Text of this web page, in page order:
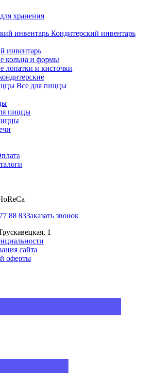
хранения
Кондитерский инвентарь
инвентарь
кольца и формы
лопатки и кисточки
Все для пиццы
пиццы
88 83Заказать звонок
1
сайта
оферты